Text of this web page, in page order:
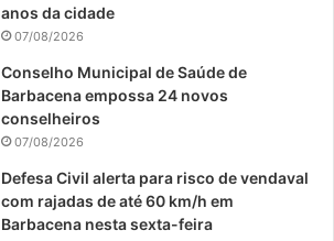
anos da cidade
07/08/2026
Conselho Municipal de Saúde de
Barbacena empossa 24 novos
conselheiros
07/08/2026
Defesa Civil alerta para risco de vendaval
com rajadas de até 60 km/h em
Barbacena nesta sexta-feira